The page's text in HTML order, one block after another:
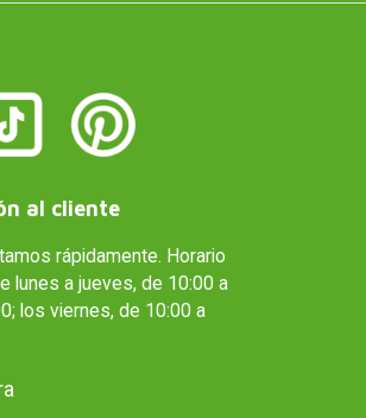
al cliente
rápidamente. Horario
lunes a jueves, de 10:00 a
los viernes, de 10:00 a